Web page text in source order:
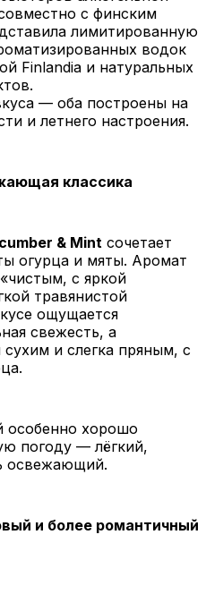
с финским
лимитированную
водок
Finlandia и натуральных
— оба построены на
и летнего настроения.
классика
& Mint сочетает
огурца и мяты. Аромат
с яркой
травянистой
ощущается
свежесть, а
сухим и слегка пряным, с
особенно хорошо
погоду — лёгкий,
освежающий.
и более романтичный